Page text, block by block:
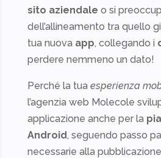
sito aziendale o si
dell’allineamento tra quello
tua nuova app, collegando i
perdere nemmeno un dato!
Perché la tua esperienza
l’agenzia web Molecole
applicazione anche per la
Android, seguendo passo
necessarie alla